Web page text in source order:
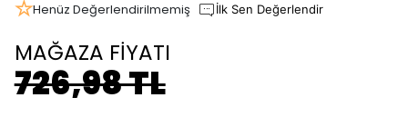
Henüz Değerlendirilmemiş İlk Sen Değerlendir
MAĞAZA FİYATI
726,98 TL